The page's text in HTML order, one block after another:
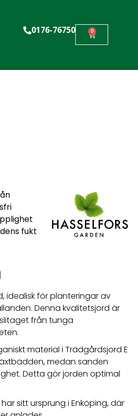
0176-76750 0
fukt
idealisk för planteringar av
Denna kvalitetsjord är
från tunga
material i Trädgårdsjord E
medan sanden
Detta gör jorden optimal
sitt ursprung i Enköping, där